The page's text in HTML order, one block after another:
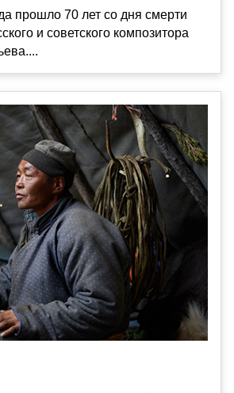
прошло 70 лет со дня смерти
и советского композитора